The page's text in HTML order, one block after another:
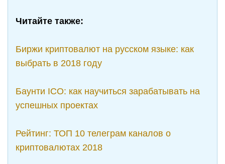
Читайте также:
Биржи криптовалют на русском языке: как
выбрать в 2018 году
Баунти ICO: как научиться зарабатывать на
успешных проектах
Рейтинг: ТОП 10 телеграм каналов о
криптовалютах 2018